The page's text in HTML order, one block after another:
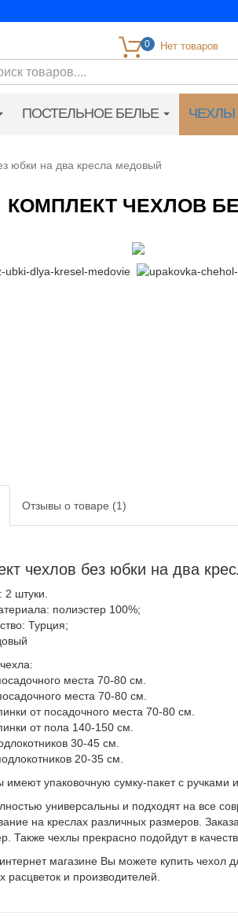
0
ПОСТЕЛЬНОЕ БЕЛЬЕ ЧЕХЛЫ
юбки на два кресла медовый
КОМПЛЕКТ ЧЕХЛОВ
Отзывы о товаре (1)
чехлов без юбки на два
2 штуки.
полиэстер 100%;
Турция;
места 70-80 см.
места 70-80 см.
от посадочного места 70-80 см.
от пола 140-150 см.
30-45 см.
20-35 см.
имеют упаковочную сумку-пакет с ручками
универсальны и подходят на все
на креслах различных размеров.
Также чехлы прекрасно подойдут в
магазине Вы можете купить чехол
расцветок и производителей.